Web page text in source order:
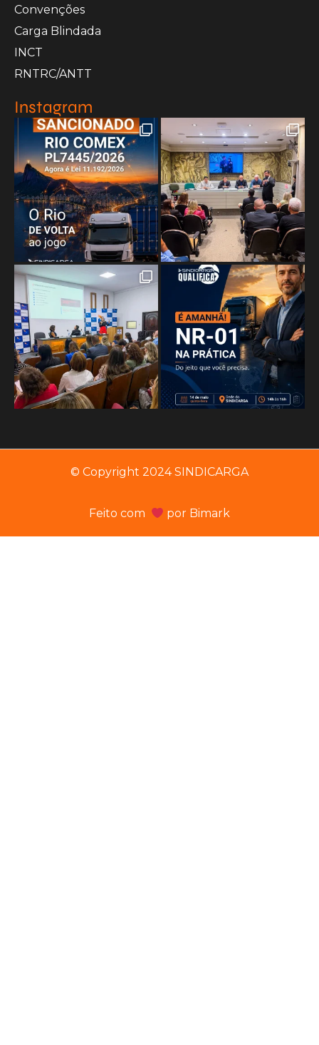
Convenções
Carga Blindada
INCT
RNTRC/ANTT
Instagram
© Copyright 2024 SINDICARGA
Feito com por Bimark